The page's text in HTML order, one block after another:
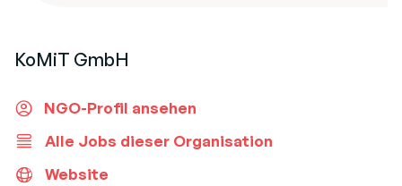
KoMiT GmbH
NGO-Profil ansehen
Alle Jobs dieser Organisation
Website